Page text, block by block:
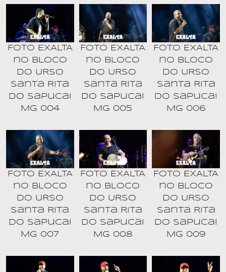
Foto EXALTA
no BLOCO
DO URSO
Santa Rita
do Sapucai
MG 004
Foto EXALTA
no BLOCO
DO URSO
Santa Rita
do Sapucai
MG 005
Foto EXALTA
no BLOCO
DO URSO
Santa Rita
do Sapucai
MG 006
Foto EXALTA
no BLOCO
DO URSO
Santa Rita
do Sapucai
MG 007
Foto EXALTA
no BLOCO
DO URSO
Santa Rita
do Sapucai
MG 008
Foto EXALTA
no BLOCO
DO URSO
Santa Rita
do Sapucai
MG 009